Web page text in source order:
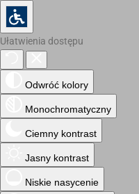
Ułatwienia dostępu
Odwróć kolory
Monochromatyczny
Ciemny kontrast
Jasny kontrast
Niskie nasycenie